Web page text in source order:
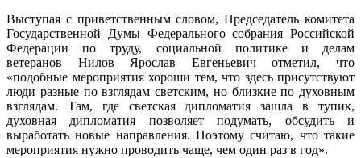
Выступая с приветственным словом, Председатель комитета
Государственной Думы Федерального собрания Российской
Федерации по труду, социальной политике и делам
ветеранов Нилов Ярослав Евгеньевич отметил, что
«подобные мероприятия хороши тем, что здесь присутствуют
люди разные по взглядам светским, но близкие по духовным
взглядам. Там, где светская дипломатия зашла в тупик,
духовная дипломатия позволяет подумать, обсудить и
выработать новые направления. Поэтому считаю, что такие
мероприятия нужно проводить чаще, чем один раз в год».